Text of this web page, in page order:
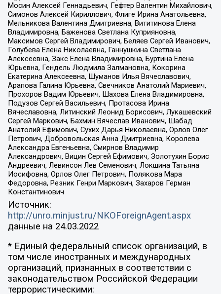
Мосин Алексей Геннадьевич, Гефтер Валентин Михайлович,
Симонов Алексей Кириллович, Флиге Ирина Анатольевна,
Мельникова Валентина Дмитриевна, Вититинова Елена
Владимировна, Баженова Светлана Куприяновна,
Максимов Сергей Владимирович, Беляев Сергей Иванович,
Голубева Елена Николаевна, Ганнушкина Светлана
Алексеевна, Закс Елена Владимировна, Буртина Елена
Юрьевна, Гендель Людмила Залмановна, Кокорина
Екатерина Алексеевна, Шуманов Илья Вячеславович,
Арапова Галина Юрьевна, Свечников Анатолий Мариевич,
Прохоров Вадим Юрьевич, Шахова Елена Владимировна,
Подузов Сергей Васильевич, Протасова Ирина
Вячеславовна, Литинский Леонид Борисович, Лукашевский
Сергей Маркович, Бахмин Вячеслав Иванович, Шабад
Анатолий Ефимович, Сухих Дарья Николаевна, Орлов Олег
Петрович, Добровольская Анна Дмитриевна, Королева
Александра Евгеньевна, Смирнов Владимир
Александрович, Вицин Сергей Ефимович, Золотухин Борис
Андреевич, Левинсон Лев Семенович, Локшина Татьяна
Иосифовна, Орлов Олег Петрович, Полякова Мара
Федоровна, Резник Генри Маркович, Захаров Герман
Константинович
Источник:
http://unro.minjust.ru/NKOForeignAgent.aspx
данные на 24.03.2022
* Единый федеральный список организаций, в
том числе иностранных и международных
организаций, признанных в соответствии с
законодательством Российской Федерации
террористическими: